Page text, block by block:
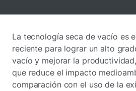
La tecnología seca de vacío es
reciente para lograr un alto
vacío y mejorar la
que reduce el impacto
comparación con el uso de la